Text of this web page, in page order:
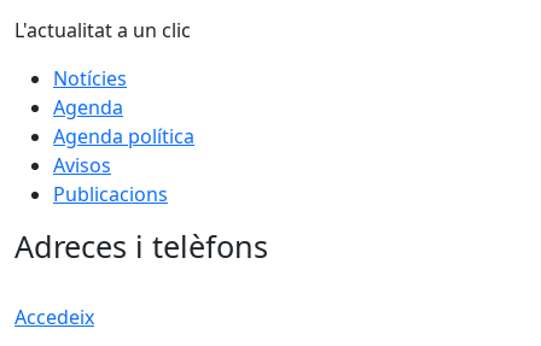
L'actualitat a un clic
Notícies
Agenda
Agenda política
Avisos
Publicacions
Adreces i telèfons
Accedeix